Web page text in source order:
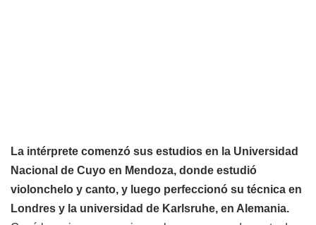
La intérprete comenzó sus estudios en la Universidad
Nacional de Cuyo en Mendoza, donde estudió
violonchelo y canto, y luego perfeccionó su técnica en
Londres y la universidad de Karlsruhe, en Alemania.